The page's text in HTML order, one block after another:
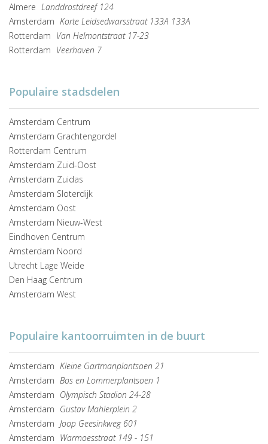
Almere Landdrostdreef 124
Amsterdam Korte Leidsedwarsstraat 133A 133A
Rotterdam Van Helmontstraat 17-23
Rotterdam Veerhaven 7
Populaire stadsdelen
Amsterdam Centrum
Amsterdam Grachtengordel
Rotterdam Centrum
Amsterdam Zuid-Oost
Amsterdam Zuidas
Amsterdam Sloterdijk
Amsterdam Oost
Amsterdam Nieuw-West
Eindhoven Centrum
Amsterdam Noord
Utrecht Lage Weide
Den Haag Centrum
Amsterdam West
Populaire kantoorruimten in de buurt
Amsterdam Kleine Gartmanplantsoen 21
Amsterdam Bos en Lommerplantsoen 1
Amsterdam Olympisch Stadion 24-28
Amsterdam Gustav Mahlerplein 2
Amsterdam Joop Geesinkweg 601
Amsterdam Warmoesstraat 149 - 151